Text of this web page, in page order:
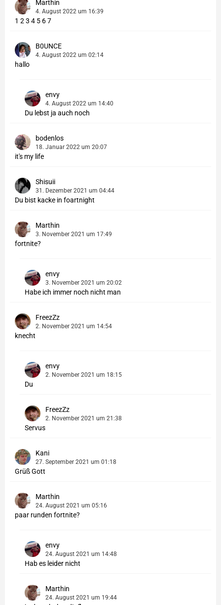
Marthin
4. August 2022 um 16:39
1 2 3 4 5 6 7
B0UNCE
4. August 2022 um 02:14
hallo
envy
4. August 2022 um 14:40
Du lebst ja auch noch
bodenlos
18. Januar 2022 um 20:07
it's my life
Shisuii
31. Dezember 2021 um 04:44
Du bist kacke in foartnight
Marthin
3. November 2021 um 17:49
fortnite?
envy
3. November 2021 um 20:02
Habe ich immer noch nicht man
FreezZz
2. November 2021 um 14:54
knecht
envy
2. November 2021 um 18:15
Du
FreezZz
2. November 2021 um 21:38
Servus
Kani
27. September 2021 um 01:18
Grüß Gott
Marthin
24. August 2021 um 05:16
paar runden fortnite?
envy
24. August 2021 um 14:48
Hab es leider nicht
Marthin
24. August 2021 um 19:44